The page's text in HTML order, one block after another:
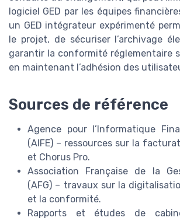
logiciel GED par les équipes
un GED intégrateur expérimenté
le projet, de sécuriser l’archivage
garantir la conformité réglementaire
en maintenant l’adhésion des
Sources de référence
Agence pour l’Informatique
(AIFE) – ressources sur la
et Chorus Pro.
Association Française de la
(AFG) – travaux sur la
et la conformité.
Rapports et études de